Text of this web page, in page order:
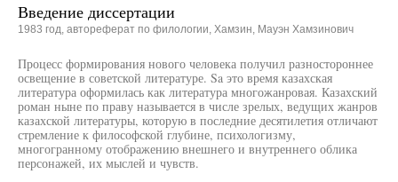
Введение диссертации
1983 год, автореферат по филологии, Хамзин, Мауэн Хамзинович
Процесс формирования нового человека получил разностороннее
освещение в советской литературе. Sa это время казахская
литература оформилась как литература многожанровая. Казахский
роман ныне по праву называется в числе зрелых, ведущих жанров
казахской литературы, которую в последние десятилетия отличают
стремление к философской глубине, психологизму,
многогранному отображению внешнего и внутреннего облика
персонажей, их мыслей и чувств.